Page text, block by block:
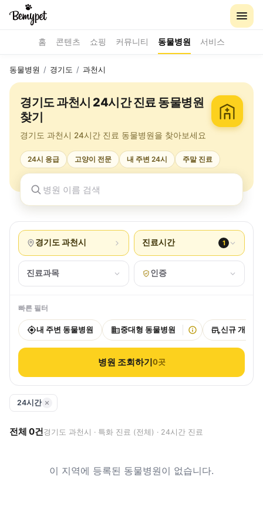
홈 콘텐츠 쇼핑 커뮤니티 동물병원 서비스
동물병원 / 경기도 / 과천시
경기도 과천시 24시간 진료 동물병원
찾기
경기도 과천시 24시간 진료 동물병원을 찾아보세요
24시 응급 고양이 전문 내 주변 24시 주말 진료
경기도 과천시 진료시간 1
진료과목 인증
빠른 필터
내 주변 동물병원 중대형 동물병원 신규 개원
병원 조회하기0곳
24시간
전체 0건경기도 과천시 · 특화 진료 (전체) · 24시간 진료
이 지역에 등록된 동물병원이 없습니다.